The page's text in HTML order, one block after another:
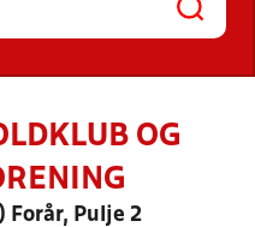
OG
Forår, Pulje 2